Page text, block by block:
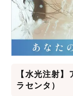
【水光注射
ラセンタ）